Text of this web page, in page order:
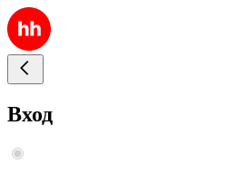
Вход